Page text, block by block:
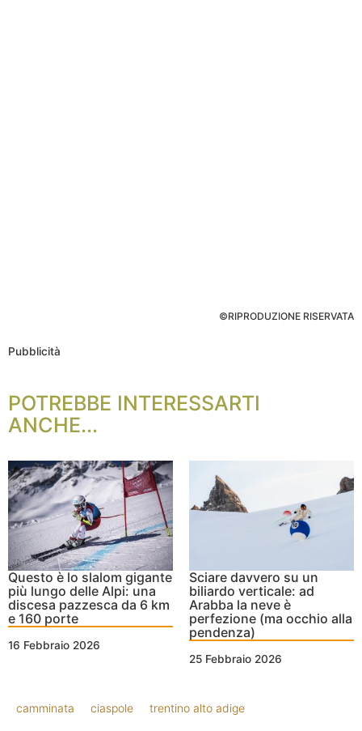
©RIPRODUZIONE RISERVATA
Pubblicità
POTREBBE INTERESSARTI
ANCHE...
Questo è lo slalom gigante
più lungo delle Alpi: una
discesa pazzesca da 6 km
e 160 porte
16 Febbraio 2026
Sciare davvero su un
biliardo verticale: ad
Arabba la neve è
perfezione (ma occhio alla
pendenza)
25 Febbraio 2026
camminata ciaspole trentino alto adige